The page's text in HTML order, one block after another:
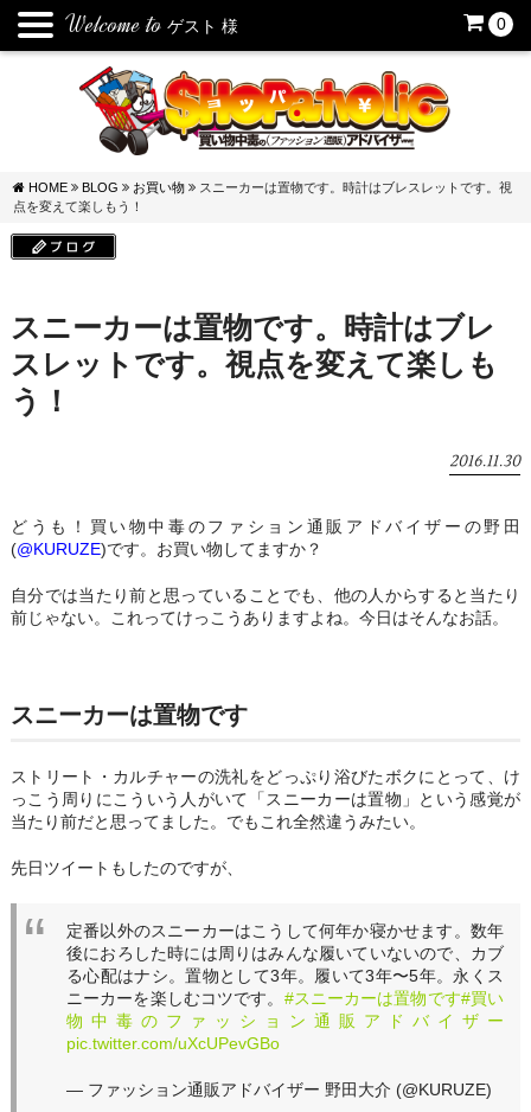
Welcome to ゲスト 様 0
HOME BLOG お買い物
スニーカーは置物です。時計はブレスレットです。視
点を変えて楽しもう！
スニーカーは置物です。時計はブレ
スレットです。視点を変えて楽しも
う！
2016.11.30
どうも！買い物中毒のファション通販アドバイザーの野田
(@KURUZE)です。お買い物してますか？
自分では当たり前と思っていることでも、他の人からすると当たり
前じゃない。これってけっこうありますよね。今日はそんなお話。
スニーカーは置物です
ストリート・カルチャーの洗礼をどっぷり浴びたボクにとって、け
っこう周りにこういう人がいて「スニーカーは置物」という感覚が
当たり前だと思ってました。でもこれ全然違うみたい。
先日ツイートもしたのですが、
定番以外のスニーカーはこうして何年か寝かせます。数年
後におろした時には周りはみんな履いていないので、カブ
る心配はナシ。置物として3年。履いて3年〜5年。永くス
ニーカーを楽しむコツです。 #スニーカーは置物です#買い
物中毒のファッション通販アドバイザー
pic.twitter.com/uXcUPevGBo
— ファッション通販アドバイザー 野田大介 (@KURUZE)